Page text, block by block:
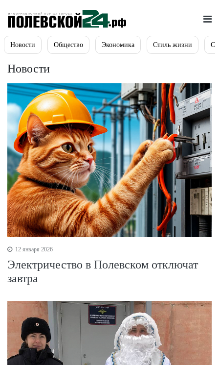
Новости Общество Экономика Стиль жизни
Новости
12 января 2026
Электричество в Полевском отключат
завтра